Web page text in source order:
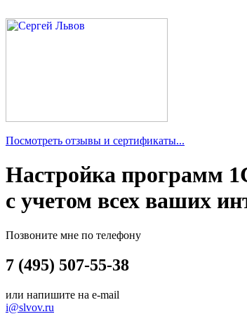
Посмотреть отзывы и сертификаты...
Настройка программ
с учетом всех ваших
Позвоните мне по телефону
7 (495) 507-55-38
или напишите на e-mail
i@slvov.ru